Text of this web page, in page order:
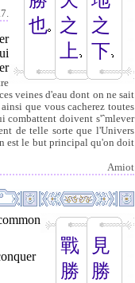
也
之
上
之
下
veines d'eau dont on ne sait
que vous cacherez toutes
combattent doivent s'ˆmlever
de telle sorte que l'Univers
est le but principal qu'on doit
Amiot
戰
勝
見
勝